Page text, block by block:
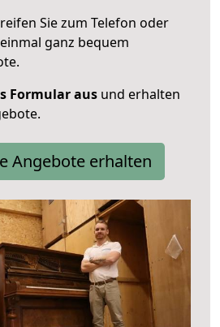
Sie zum Telefon oder
ganz bequem
Formular aus und erhalten
Angebote erhalten